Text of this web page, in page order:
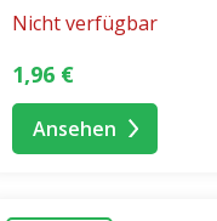
Nicht verfügbar
1,96 €
Ansehen